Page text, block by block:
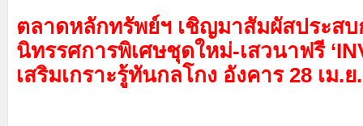
ตลาดหลักทรัพย์ฯ เชิญมาสัมผัสประส
นิทรรศการพิเศษชุดใหม่-เสวนาฟรี
เสริมเกราะรู้ทันกลโกง อังคาร 28 เม.